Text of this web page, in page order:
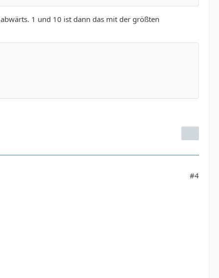
1 und 10 ist dann das mit der größten
#4